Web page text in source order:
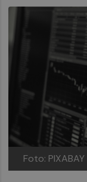
Foto: PIXABAY